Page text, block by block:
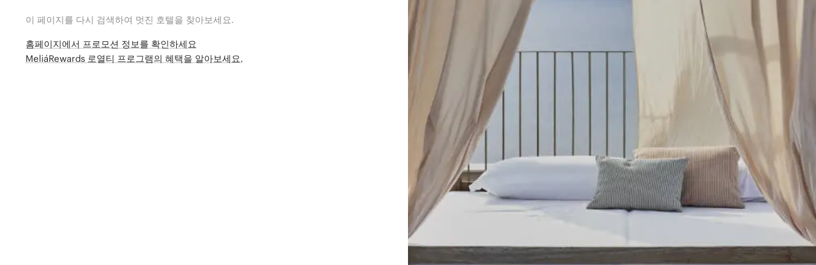
이 페이지를 다시 검색하여 멋진 호텔을 찾아보세요.
홈페이지에서 프로모션 정보를 확인하세요
MeliáRewards 로열티 프로그램의 혜택을 알아보세요.